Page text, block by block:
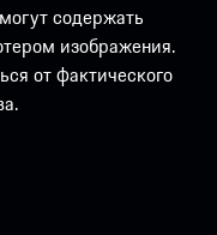
содержать
изображения.
от фактического